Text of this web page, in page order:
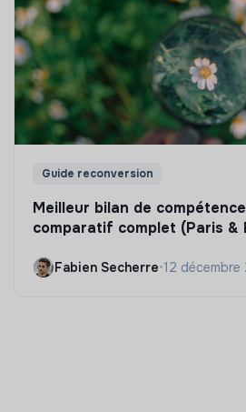
Guide reconversion
Meilleur bilan de
comparatif complet (Paris &
Fabien Secherre•12